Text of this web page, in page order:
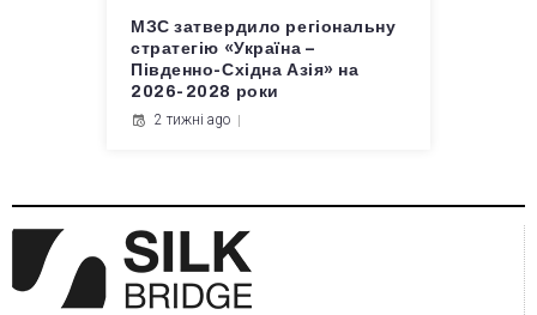
МЗС затвердило регіональну
стратегію «Україна –
Південно-Східна Азія» на
2026-2028 роки
2 тижні ago